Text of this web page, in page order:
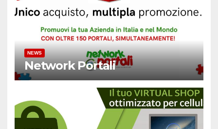
NEWS
Network Portali